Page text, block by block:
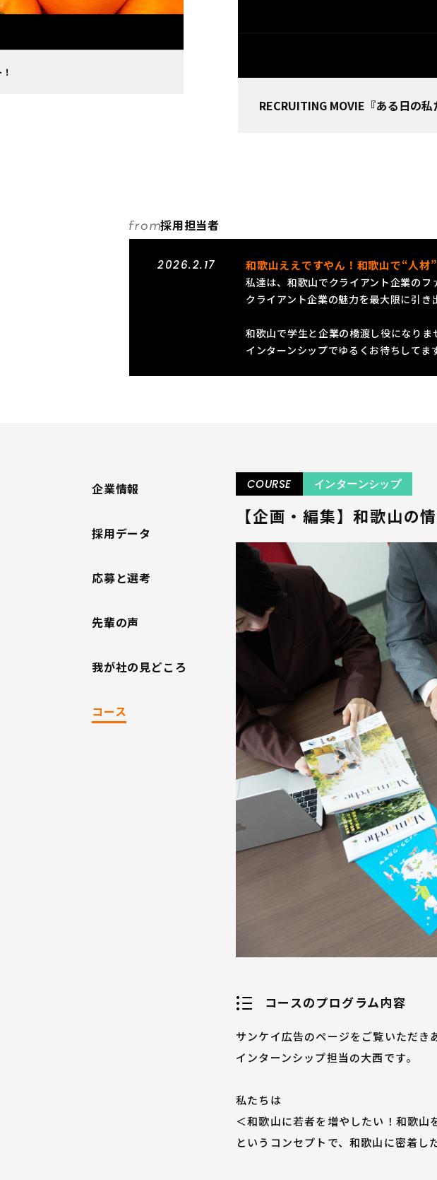
RECRUITING MOVIE『ある日の私
採用担当者
2026.2.17 和歌山ええですやん！和歌山で“人材
私達は、和歌山でクライアント企業のフ
クライアント企業の魅力を最大限に引き
和歌山で学生と企業の橋渡し役になりま
インターンシップでゆるくお待ちしてま
企業情報
採用データ
応募と選考
先輩の声
我が社の見どころ
コース
COURSE インターンシップ
【企画・編集】和歌山の
コースのプログラム内容
サンケイ広告のページをご覧いただき
インターンシップ担当の大西です。
私たちは
＜和歌山に若者を増やしたい！和歌山
というコンセプトで、和歌山に密着し